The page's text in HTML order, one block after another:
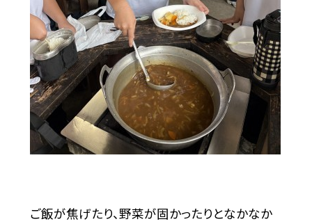
ご飯が焦げたり、野菜が固かったりとなかなか